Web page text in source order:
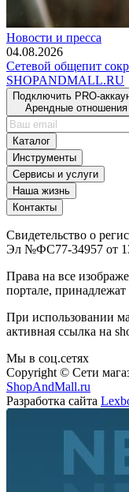
Новости и пресса
04.08.2026
Сетевой общепит
SHOPANDMALL.RU
Подключить PRO-
Арендные отношения
Каталог
Инструменты
Сервисы и услуги
Наша жизнь
Контакты
Свидетельство о
Эл №ФС77-34957 от
Права на все
портале,
При использовании
активная ссылка на
Мы в соц.сетях
Copyright © Сети
ShopAndMall.ru
Разработка сайта